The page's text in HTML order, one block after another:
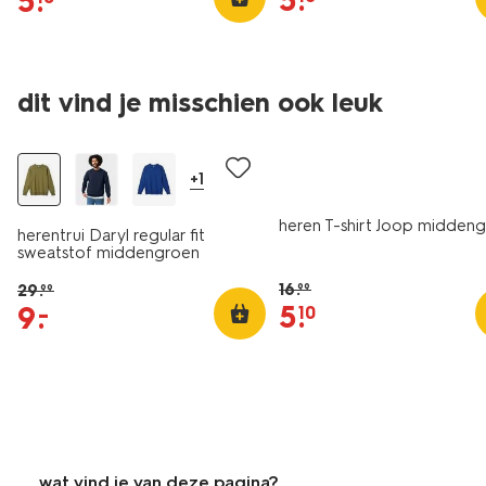
dit vind je misschien ook leuk
sale
+1
herentrui Daryl regular fit
sweatstof middengroen
29.99
9.
–
sale
heren T-shirt Joop
16.99
5.
10